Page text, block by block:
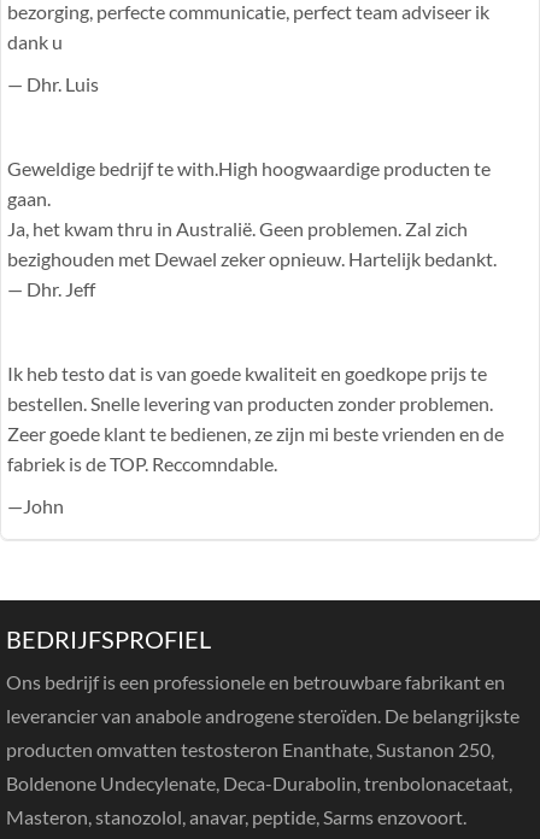
bezorging, perfecte communicatie, perfect team adviseer ik
dank u
— Dhr. Luis
Geweldige bedrijf te with.High hoogwaardige producten te
gaan.
Ja, het kwam thru in Australië. Geen problemen. Zal zich
bezighouden met Dewael zeker opnieuw. Hartelijk bedankt.
— Dhr. Jeff
Ik heb testo dat is van goede kwaliteit en goedkope prijs te
bestellen. Snelle levering van producten zonder problemen.
Zeer goede klant te bedienen, ze zijn mi beste vrienden en de
fabriek is de TOP. Reccomndable.
—John
BEDRIJFSPROFIEL
Ons bedrijf is een professionele en betrouwbare fabrikant en
leverancier van anabole androgene steroïden. De belangrijkste
producten omvatten testosteron Enanthate, Sustanon 250,
Boldenone Undecylenate, Deca-Durabolin, trenbolonacetaat,
Masteron, stanozolol, anavar, peptide, Sarms enzovoort.